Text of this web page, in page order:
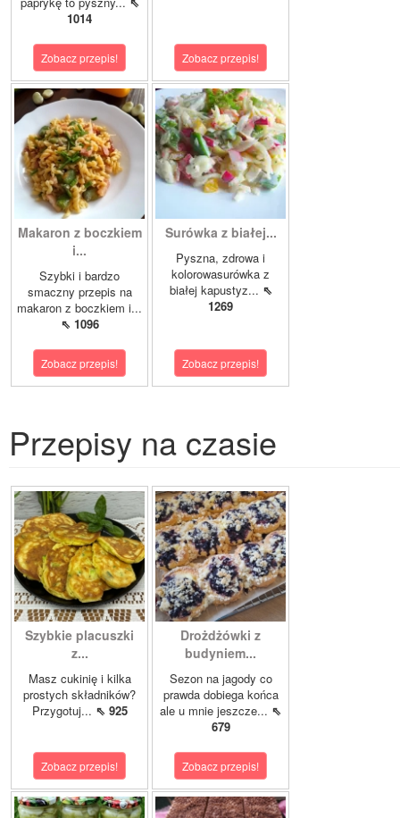
1014
Zobacz przepis! Zobacz przepis!
Makaron z boczkiem
i...
Szybki i bardzo
smaczny przepis na
makaron z boczkiem i...
⇖ 1096
Zobacz przepis!
Surówka z białej...
Pyszna, zdrowa i
kolorowasurówka z
białej kapustyz... ⇖
1269
Zobacz przepis!
Przepisy na czasie
Szybkie placuszki
z...
Masz cukinię i kilka
prostych składników?
Przygotuj... ⇖ 925
Zobacz przepis!
Drożdżówki z
budyniem...
Sezon na jagody co
prawda dobiega końca
ale u mnie jeszcze... ⇖
679
Zobacz przepis!